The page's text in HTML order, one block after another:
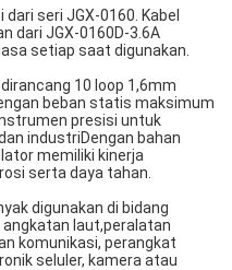
seri JGX-0160. Kabel
dari JGX-0160D-3.6A
setiap saat digunakan.
10 loop 1,6mm
beban statis maksimum
presisi untuk
industriDengan bahan
memiliki kinerja
serta daya tahan.
digunakan di bidang
laut,peralatan
komunikasi, perangkat
seluler, kamera atau